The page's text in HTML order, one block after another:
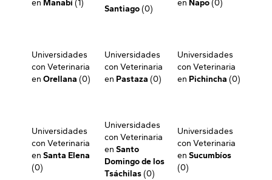
en Manabí(1)
Santiago(0)
en Napo(0)
Universidades
con Veterinaria
en Orellana (0)
Universidades
con Veterinaria
en Pastaza (0)
Universidades
con Veterinaria
en Pichincha (0)
Universidades
con Veterinaria
en Santa Elena
(0)
Universidades
con Veterinaria
en Santo
Domingo de los
Tsáchilas(0)
Universidades
con Veterinaria
en Sucumbíos
(0)